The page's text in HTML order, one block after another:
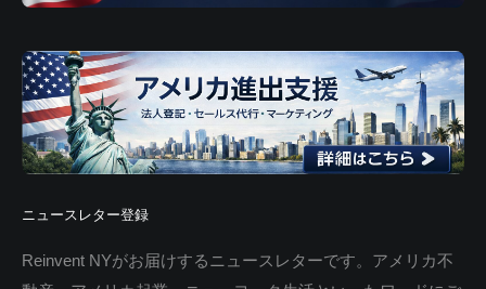
ニュースレター登録
Reinvent NYがお届けするニュースレターです。アメリカ不